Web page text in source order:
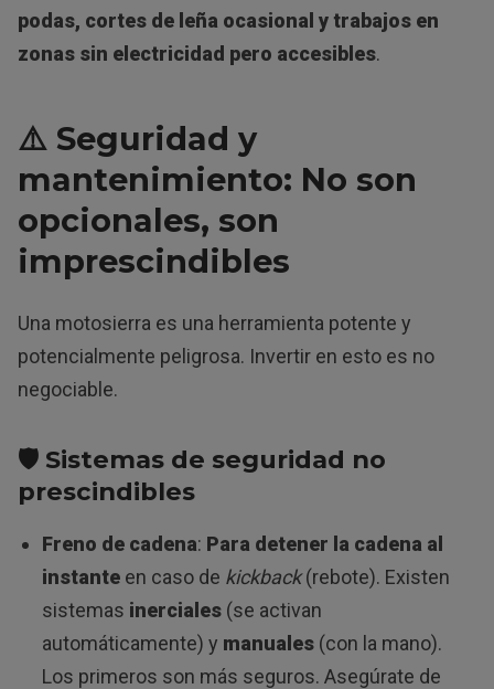
podas, cortes de leña ocasional y trabajos en
zonas sin electricidad pero accesibles.
⚠️ Seguridad y
mantenimiento: No son
opcionales, son
imprescindibles
Una motosierra es una herramienta potente y
potencialmente peligrosa. Invertir en esto es no
negociable.
🛡️ Sistemas de seguridad no
prescindibles
Freno de cadena: Para detener la cadena al
instanteen caso de kickback(rebote). Existen
sistemas inerciales(se activan
automáticamente) y manuales(con la mano).
Los primeros son más seguros. Asegúrate de